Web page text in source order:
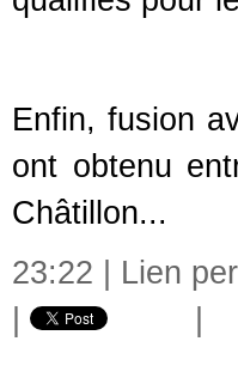
Enfin, fusion
ont obtenu
Châtillon...
23:22 | Lien